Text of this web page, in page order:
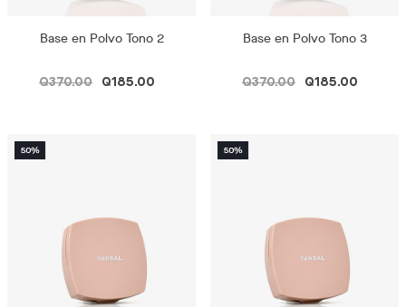
Base en Polvo Tono 2
Q370.00 Q185.00
Base en Polvo Tono 3
Q370.00 Q185.00